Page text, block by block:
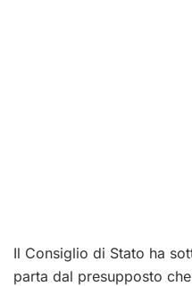
Il Consiglio di Stato ha
parta dal presupposto